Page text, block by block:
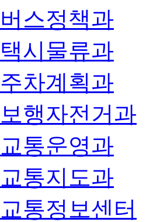
버스정책과
택시물류과
주차계획과
보행자전거과
교통운영과
교통지도과
교통정보센터